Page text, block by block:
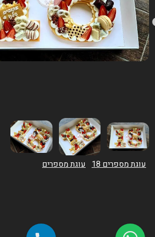
עוגת מספרים 18 עוגת מספרים